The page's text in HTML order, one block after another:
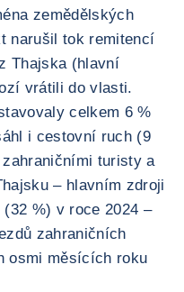
zemědělských
narušil tok remitencí
Thajska (hlavní
vrátili do vlasti.
celkem 6 %
i cestovní ruch (9
turisty a
– hlavním zdroji
%) v roce 2024 –
zahraničních
osmi měsících roku